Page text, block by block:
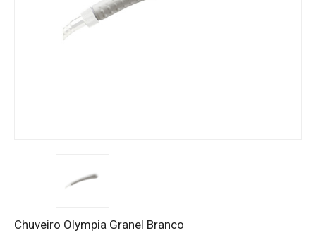
Chuveiro Olympia Granel Branco